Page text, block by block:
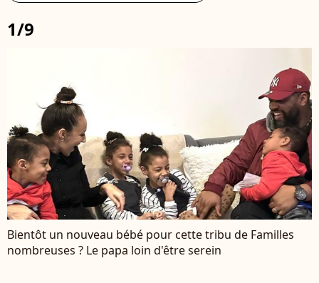
1/9
Bientôt un nouveau bébé pour cette tribu de Familles
nombreuses ? Le papa loin d'être serein